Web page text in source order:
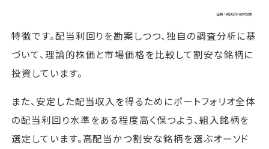
特徴です。配当利回りを勘案しつつ、独自の調査分析に基
づいて、理論的株価と市場価格を比較して割安な銘柄に
投資しています。
また、安定した配当収入を得るためにポートフォリオ全体
の配当利回り水準をある程度高く保つよう、組入銘柄を
選定しています。高配当かつ割安な銘柄を選ぶオーソド